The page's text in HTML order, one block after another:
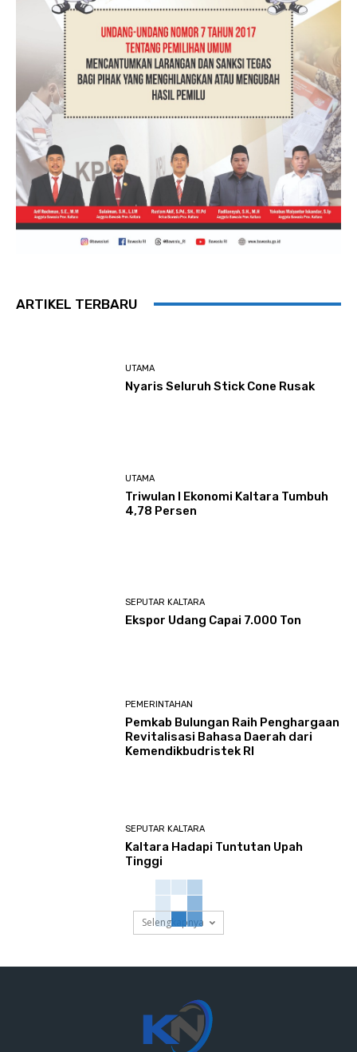
ARTIKEL TERBARU
UTAMA
Nyaris Seluruh Stick Cone Rusak
UTAMA
Triwulan I Ekonomi Kaltara Tumbuh
4,78 Persen
SEPUTAR KALTARA
Ekspor Udang Capai 7.000 Ton
PEMERINTAHAN
Pemkab Bulungan Raih Penghargaan
Revitalisasi Bahasa Daerah dari
Kemendikbudristek RI
SEPUTAR KALTARA
Kaltara Hadapi Tuntutan Upah
Tinggi
Selengkapnya